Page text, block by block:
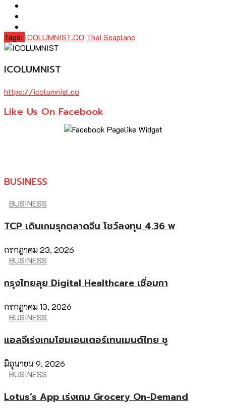
Tags: ICOLUMNIST.CO Thai Seaplane
ICOLUMNIST
https://icolumnist.co
Like Us On Facebook
BUSINESS
BUSINESS
TCP เดินเกมรุกตลาดจีน โชว์ลงทุน 4.36 พ
กรกฎาคม 23, 2026
BUSINESS
กรุงไทยลุย Digital Healthcare เชื่อมกา
กรกฎาคม 13, 2026
BUSINESS
แอลจีเร่งเกมโฮมเอนเตอร์เทนเมนต์ไทย ชู
มิถุนายน 9, 2026
BUSINESS
Lotus’s App เร่งเกม Grocery On-Demand